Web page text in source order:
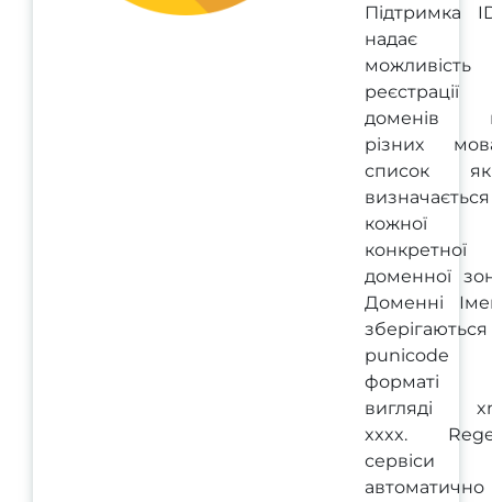
Підтримка
надає
можливість
реєстрації
доменів
різних
список
визначається
кожної
конкретної
доменної
Доменні
punicode
форматі
вигляді
xxxx.
сервіси
автоматично